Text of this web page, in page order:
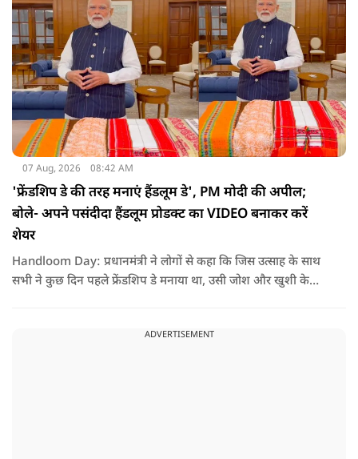
07 Aug, 2026 08:42 AM
'फ्रेंडशिप डे की तरह मनाएं हैंडलूम डे', PM मोदी की अपील;
बोले- अपने पसंदीदा हैंडलूम प्रोडक्ट का VIDEO बनाकर करें
शेयर
Handloom Day: प्रधानमंत्री ने लोगों से कहा कि जिस उत्साह के साथ
सभी ने कुछ दिन पहले फ्रेंडशिप डे मनाया था, उसी जोश और खुशी के
ADVERTISEMENT